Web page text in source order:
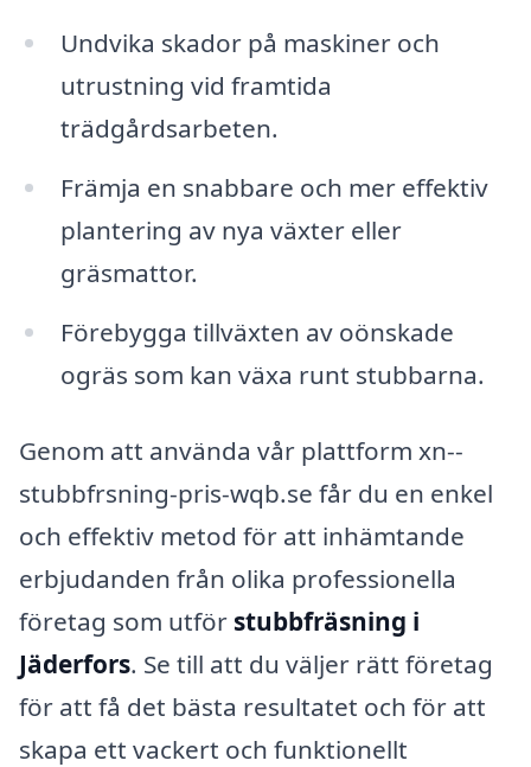
Undvika skador på maskiner och
utrustning vid framtida
trädgårdsarbeten.
Främja en snabbare och mer effektiv
plantering av nya växter eller
gräsmattor.
Förebygga tillväxten av oönskade
ogräs som kan växa runt stubbarna.
Genom att använda vår plattform xn--
stubbfrsning-pris-wqb.se får du en enkel
och effektiv metod för att inhämtande
erbjudanden från olika professionella
företag som utför stubbfräsning i
Jäderfors. Se till att du väljer rätt företag
för att få det bästa resultatet och för att
skapa ett vackert och funktionellt